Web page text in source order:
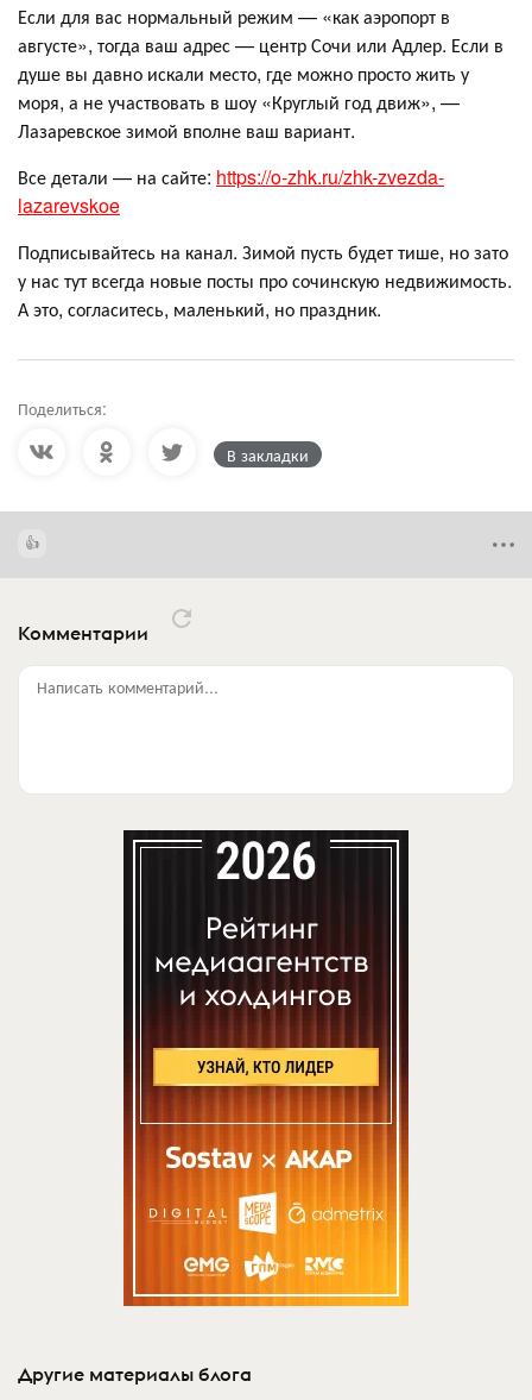
Если для вас нормальный режим — «как аэропорт в
августе», тогда ваш адрес — центр Сочи или Адлер. Если в
душе вы давно искали место, где можно просто жить у
моря, а не участвовать в шоу «Круглый год движ», —
Лазаревское зимой вполне ваш вариант.
Все детали — на сайте: https://o-zhk.ru/zhk-zvezda-
lazarevskoe
Подписывайтесь на канал. Зимой пусть будет тише, но зато
у нас тут всегда новые посты про сочинскую недвижимость.
А это, согласитесь, маленький, но праздник.
Поделиться:
В закладки
Комментарии
Написать комментарий...
Другие материалы блога